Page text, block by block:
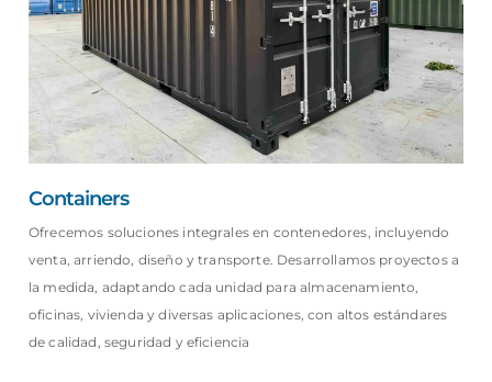
Containers
Ofrecemos soluciones integrales en contenedores, incluyendo
venta, arriendo, diseño y transporte. Desarrollamos proyectos a
la medida, adaptando cada unidad para almacenamiento,
oficinas, vivienda y diversas aplicaciones, con altos estándares
de calidad, seguridad y eficiencia